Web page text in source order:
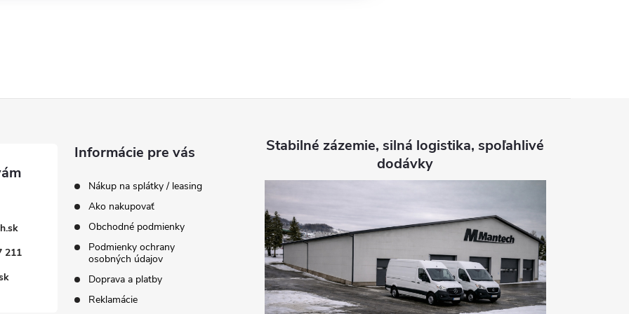
211
Informácie pre vás
Nákup na splátky / leasing
Ako nakupovať
Obchodné podmienky
Podmienky ochrany
osobných údajov
Doprava a platby
Reklamácie
Stabilné zázemie, silná logistika, spoľahlivé
dodávky